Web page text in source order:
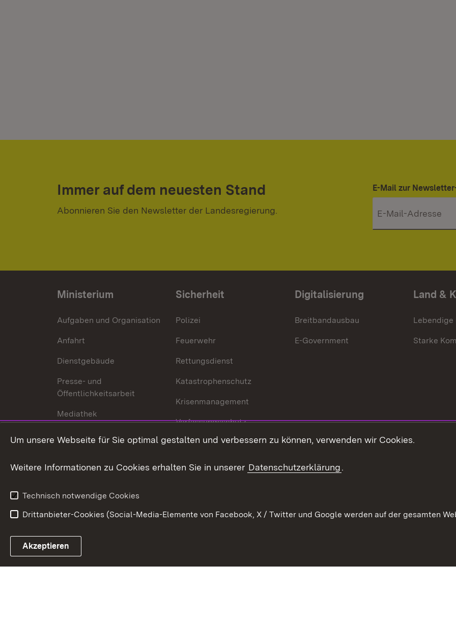
Immer auf dem neuesten Stand
Abonnieren Sie den Newsletter der Landesregierung.
E-Mail zur
Ministerium
Aufgaben und Organisation
Anfahrt
Dienstgebäude
Presse- und
Öffentlichkeitsarbeit
Mediathek
Publikationen
Sicherheit
Polizei
Feuerwehr
Rettungsdienst
Katastrophenschutz
Krisenmanagement
Verfassungsschutz
Datenschutz
Glücksspielrecht
Digitalisierung
Breitbandausbau
E-Government
Land &
Lebendige
Starke
Link zum Landesportal
Um unsere Webseite für Sie optimal gestalten und verbessern zu können, verwenden wir Cookies.
Weitere Informationen zu Cookies erhalten Sie in unserer Datenschutzerklärung.
Technisch notwendige Cookies
Drittanbieter-Cookies (Social-Media-Elemente von Facebook, X / Twitter und Google werden auf der gesamten
Akzeptieren